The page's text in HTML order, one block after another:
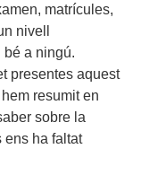
matrícules,
nivell
bé a ningú.
presentes aquest
resumit en
sobre la
ha faltat